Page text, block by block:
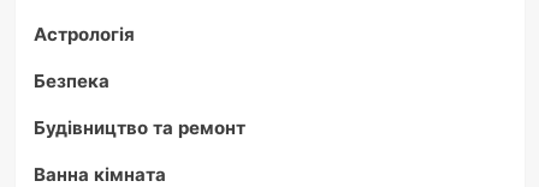
Астрологія
Безпека
Будівництво та ремонт
Ванна кімната